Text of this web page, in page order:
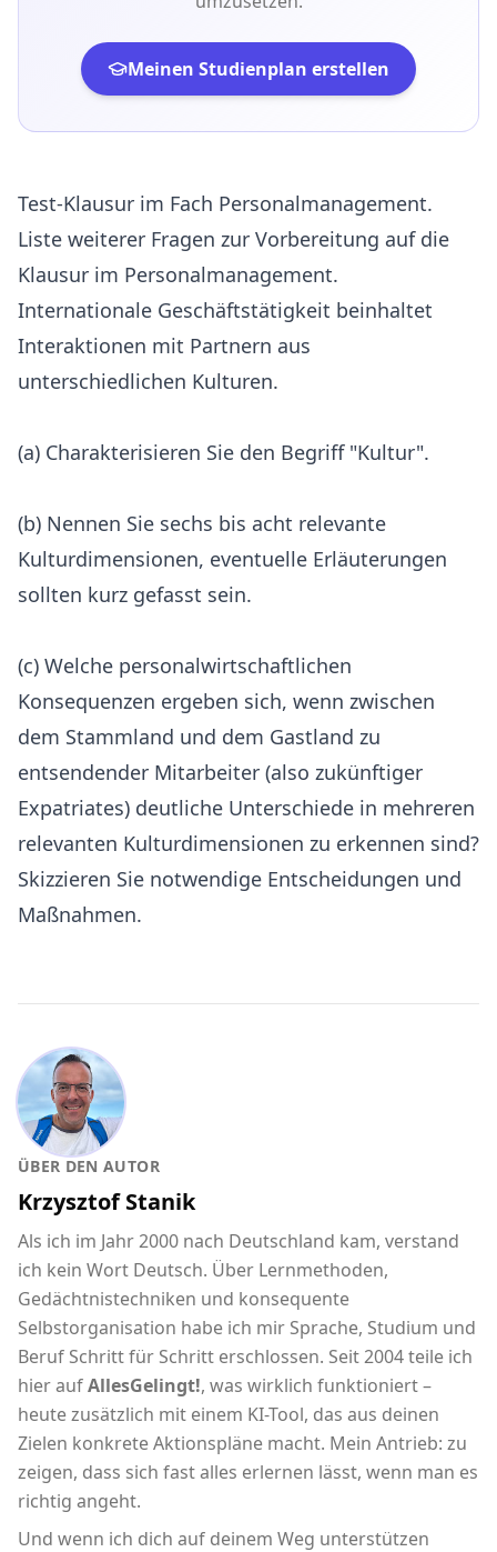
Meinen Studienplan erstellen
Test-Klausur im Fach Personalmanagement.
Liste weiterer Fragen zur Vorbereitung auf die
Klausur im Personalmanagement.
Internationale Geschäftstätigkeit beinhaltet
Interaktionen mit Partnern aus
unterschiedlichen Kulturen.
(a) Charakterisieren Sie den Begriff "Kultur".
(b) Nennen Sie sechs bis acht relevante
Kulturdimensionen, eventuelle Erläuterungen
sollten kurz gefasst sein.
(c) Welche personalwirtschaftlichen
Konsequenzen ergeben sich, wenn zwischen
dem Stammland und dem Gastland zu
entsendender Mitarbeiter (also zukünftiger
Expatriates) deutliche Unterschiede in mehreren
relevanten Kulturdimensionen zu erkennen sind?
Skizzieren Sie notwendige Entscheidungen und
Maßnahmen.
ÜBER DEN AUTOR
Krzysztof Stanik
Als ich im Jahr 2000 nach Deutschland kam, verstand
ich kein Wort Deutsch. Über Lernmethoden,
Gedächtnistechniken und konsequente
Selbstorganisation habe ich mir Sprache, Studium und
Beruf Schritt für Schritt erschlossen. Seit 2004 teile ich
hier aufAllesGelingt!, was wirklich funktioniert –
heute zusätzlich mit einem KI-Tool, das aus deinen
Zielen konkrete Aktionspläne macht. Mein Antrieb: zu
zeigen, dass sich fast alles erlernen lässt, wenn man es
richtig angeht.
Und wenn ich dich auf deinem Weg unterstützen